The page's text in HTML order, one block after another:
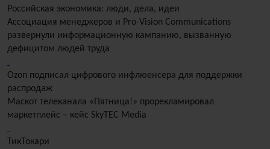
Российская экономика: люди, дела, идеи
Ассоциация менеджеров и Pro-Vision Communications
развернули информационную кампанию, вызванную
дефицитом людей труда
Оzon подписал цифрового инфлюенсера для поддержки
распродаж
Маскот телеканала «Пятница!» прорекламировал
маркетплейс – кейс SkyTEC Media
ТикТокари